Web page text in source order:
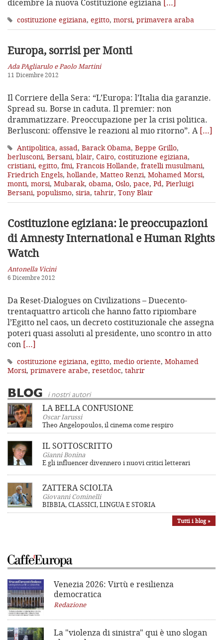
dicembre la nuova Costituzione egiziana […]
costituzione egiziana, egitto, morsi, primavera araba
Europa, sorrisi per Monti
Ada PAgliarulo e Paolo Martini
11 Dicembre 2012
Il Corriere della Sera: “L’Europa: l’Italia dia garanzie.
Spread su. Borse in caduta. Il premier: non
drammatizzare. Preoccupazione per la crisi politica.
Berlusconi: offensive le reazioni al mio ritorno”. A[…]
Antipolitica, assad, Barack Obama, Beppe Grillo,
berlusconi, Bersani, blair, Cairo, costituzione egiziana,
cristiani, egitto, fmi, Francois Hollande, fratelli musulmani,
Friedrich Engels, hollande, Matteo Renzi, Mohamed Morsi,
monti, morsi, Mubarak, obama, Oslo, pace, Pd, Pierluigi
Bersani, populismo, siria, tahrir, Tony Blair
Costituzione egiziana: le preoccupazioni
di Amnesty International e Human Rights
Watch
Antonella Vicini
6 Dicembre 2012
Da Reset-Dialogues on Civilizations – Duecento-
trentaquattro articoli che hanno fatto ripiombare
l’Egitto nel caos, un decreto costituzionale che assegna
poteri quasi assoluti al presidente, uno scontro in atto
con […]
costituzione egiziana, egitto, medio oriente, Mohamed
Morsi, primavere arabe, resetdoc, tahrir
BLOG i nostri autori
LA BELLA CONFUSIONE
Oscar Iarussi
Theo Angelopoulos, il cinema come respiro
IL SOTTOSCRITTO
Gianni Bonina
E gli influencer divennero i nuovi critici letterari
ZATTERA SCIOLTA
Giovanni Cominelli
BIBBIA, CLASSICI, LINGUA E STORIA
Tutti i blog »
Venezia 2026: Virtù e resilienza
democratica
Redazione
La "violenza di sinistra" qui è uno slogan